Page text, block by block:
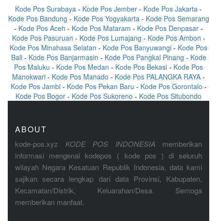
Kode Pos Surabaya - Kode Pos Jember - Kode Pos Jakarta -
Kode Pos Bandung - Kode Pos Yogyakarta- Kode Pos Semarang
- Kode Pos Aceh - Kode Pos Mataram - Kode Pos Denpasar -
Kode Pos Pasuruan - Kode Pos Lumajang - Kode Pos Ambon -
Kode Pos Minahasa Selatan - Kode Pos Banyuwangi - Kode Pos
Bali- Kode Pos Banjarmasin - Kode Pos Pangkal Pinang - Kode
Pos Maluku - Kode Pos Medan - Kode Pos Bekasi - Kode Pos
Manokwari - Kode Pos Manado - Kode Pos PALANGKA RAYA -
Kode Pos Jambi- Kode Pos Pekan Baru - Kode Pos Gorontalo -
Kode Pos Bogor - Kode Pos Sukoreno - Kode Pos Situbondo
ABOUT
kode-pos.xyz KODE POS INDONESIA memberikan
informasi mengenai kodepos ( kode pos ) di seluruh
wilayah Negara Kesatuan Republik Indonesia, data kami
sajikan secara lengkap dari data Provinsi, Kabupaten,
Kecamatan/Distrik, Keluarahan/Desa. Semoga
memberikan manfaat.